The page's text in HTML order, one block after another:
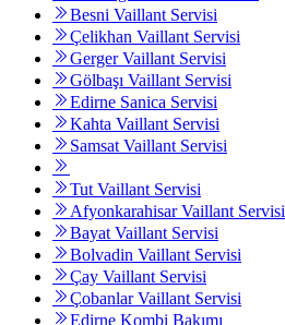
Besni Vaillant Servisi
Çelikhan Vaillant Servisi
Gerger Vaillant Servisi
Gölbaşı Vaillant Servisi
Edirne Sanica Servisi
Kahta Vaillant Servisi
Samsat Vaillant Servisi
Tut Vaillant Servisi
Afyonkarahisar Vaillant Servisi
Bayat Vaillant Servisi
Bolvadin Vaillant Servisi
Çay Vaillant Servisi
Çobanlar Vaillant Servisi
Edirne Kombi Bakımı